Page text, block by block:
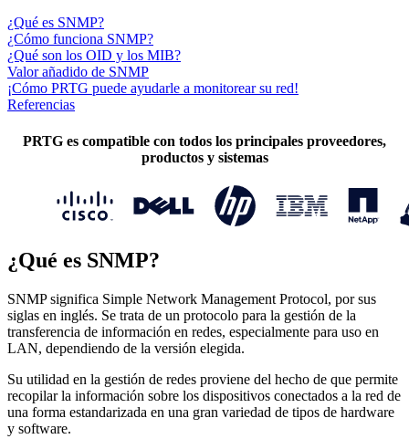
¿Qué es SNMP?
¿Cómo funciona SNMP?
¿Qué son los OID y los MIB?
Valor añadido de SNMP
¡Cómo PRTG puede ayudarle a monitorear su red!
Referencias
PRTG es compatible con todos los principales proveedores,
productos y sistemas
¿Qué es SNMP?
SNMP significa Simple Network Management Protocol, por sus
siglas en inglés. Se trata de un protocolo para la gestión de la
transferencia de información en redes, especialmente para uso en
LAN, dependiendo de la versión elegida.
Su utilidad en la gestión de redes proviene del hecho de que permite
recopilar la información sobre los dispositivos conectados a la red de
una forma estandarizada en una gran variedad de tipos de hardware
y software.